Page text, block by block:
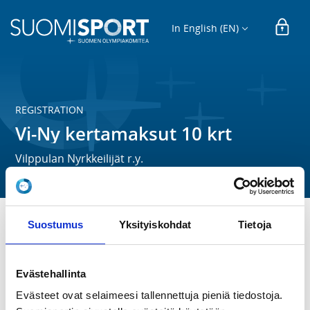
Suostumus Yksityiskohdat Tietoja
Evästehallinta
Evästeet ovat selaimeesi tallennettuja pieniä tiedostoja.
In English (EN)
REGISTRATION
Vi-Ny kertamaksut 10 krt
Vilppulan Nyrkkeilijät r.y.
MA 17:00-18:30, KE 17:00-18:30, (SU 17:00-18:30
treeneistä ilmoitamme tarkemmin)